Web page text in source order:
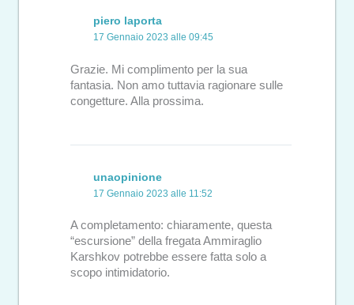
piero laporta
17 Gennaio 2023 alle 09:45
Grazie. Mi complimento per la sua
fantasia. Non amo tuttavia ragionare sulle
congetture. Alla prossima.
unaopinione
17 Gennaio 2023 alle 11:52
A completamento: chiaramente, questa
“escursione” della fregata Ammiraglio
Karshkov potrebbe essere fatta solo a
scopo intimidatorio.